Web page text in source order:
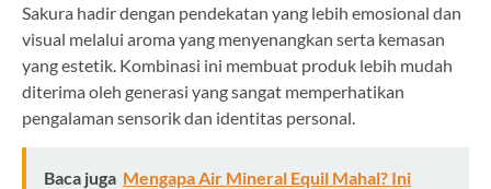
Sakura hadir dengan pendekatan yang lebih emosional dan
visual melalui aroma yang menyenangkan serta kemasan
yang estetik. Kombinasi ini membuat produk lebih mudah
diterima oleh generasi yang sangat memperhatikan
pengalaman sensorik dan identitas personal.
Baca juga Mengapa Air Mineral Equil Mahal? Ini